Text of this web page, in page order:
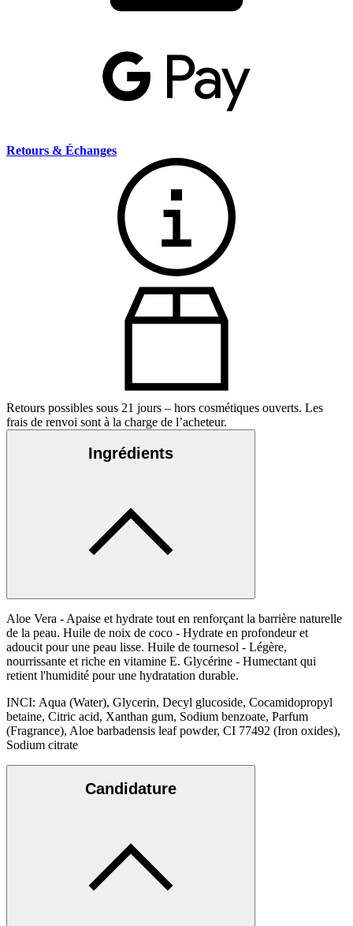
Retours & Échanges
Retours possibles sous 21 jours – hors cosmétiques ouverts. Les
frais de renvoi sont à la charge de l’acheteur.
Ingrédients
Aloe Vera - Apaise et hydrate tout en renforçant la barrière naturelle
de la peau. Huile de noix de coco - Hydrate en profondeur et
adoucit pour une peau lisse. Huile de tournesol - Légère,
nourrissante et riche en vitamine E. Glycérine - Humectant qui
retient l'humidité pour une hydratation durable.
INCI: Aqua (Water), Glycerin, Decyl glucoside, Cocamidopropyl
betaine, Citric acid, Xanthan gum, Sodium benzoate, Parfum
(Fragrance), Aloe barbadensis leaf powder, CI 77492 (Iron oxides),
Sodium citrate
Candidature